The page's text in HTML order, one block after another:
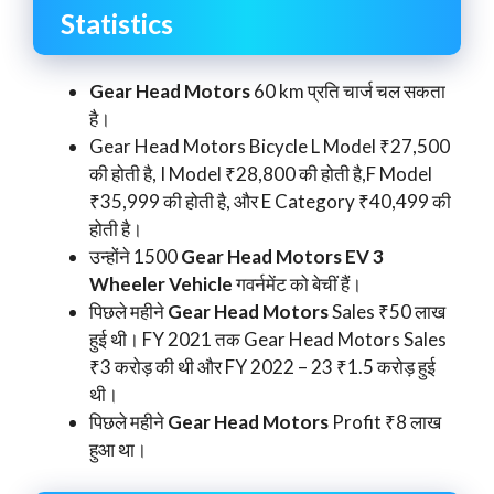
Statistics
Gear Head Motors60 km प्रति चार्ज चल सकता
है।
Gear Head Motors Bicycle L Model ₹27,500
की होती है, I Model ₹28,800 की होती है,F Model
₹35,999 की होती है, और E Category ₹40,499 की
होती है।
उन्होंने 1500Gear Head Motors EV 3
Wheeler Vehicleगवर्नमेंट को बेचीं हैं।
पिछले महीनेGear Head MotorsSales ₹50 लाख
हुई थी। FY 2021 तक Gear Head Motors Sales
₹3 करोड़ की थी और FY 2022 – 23 ₹1.5 करोड़ हुई
थी।
पिछले महीनेGear Head Motors Profit ₹8 लाख
हुआ था।